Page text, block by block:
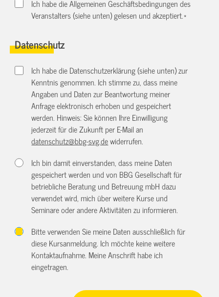
Ich habe die Allgemeinen Geschäftsbedingungen des
Veranstalters (siehe unten) gelesen und akzeptiert.*
Datenschutz
Ich habe die Datenschutzerklärung (siehe unten) zur
Kenntnis genommen. Ich stimme zu, dass meine
Angaben und Daten zur Beantwortung meiner
Anfrage elektronisch erhoben und gespeichert
werden. Hinweis: Sie können Ihre Einwilligung
jederzeit für die Zukunft per E-Mail an
datenschutz@bbg-svg.dewiderrufen.
Ich bin damit einverstanden, dass meine Daten
gespeichert werden und von BBG Gesellschaft für
betriebliche Beratung und Betreuung mbH dazu
verwendet wird, mich über weitere Kurse und
Seminare oder andere Aktivitäten zu informieren.
Bitte verwenden Sie meine Daten ausschließlich für
diese Kursanmeldung. Ich möchte keine weitere
Kontaktaufnahme. Meine Anschrift habe ich
eingetragen.